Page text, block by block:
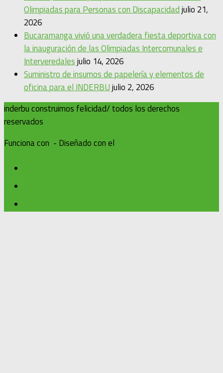
Olimpiadas para Personas con Discapacidadjulio 21,
2026
Bucaramanga vivió una verdadera fiesta deportiva con
la inauguración de las Olimpiadas Intercomunales e
Interveredalesjulio 14, 2026
Suministro de insumos de papelería y elementos de
oficina para el INDERBUjulio 2, 2026
inderbu construimos felicidad/ todos los derechos
reservados
Funciona con - Diseñado con el